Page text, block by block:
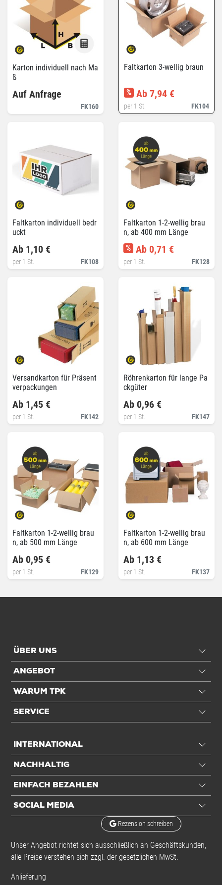
Karton individuell nach Ma
ß
FK160
Auf Anfrage
Faltkarton 3-wellig braun
FK104
% Ab 7,94 €
per 1 St.
Faltkarton individuell bedr
uckt
FK108
Ab 1,10 €
per 1 St.
Faltkarton 1-2-wellig brau
n, ab 400 mm Länge
FK128
% Ab 0,71 €
per 1 St.
Versandkarton für Präsent
verpackungen
FK142
Ab 1,45 €
per 1 St.
Röhrenkarton für lange Pa
ckgüter
FK147
Ab 0,96 €
per 1 St.
Faltkarton 1-2-wellig brau
n, ab 500 mm Länge
FK129
Ab 0,95 €
per 1 St.
Faltkarton 1-2-wellig brau
n, ab 600 mm Länge
FK137
Ab 1,13 €
per 1 St.
ÜBER UNS
ANGEBOT
WARUM TPK
SERVICE
INTERNATIONAL
NACHHALTIG
EINFACH BEZAHLEN
SOCIAL MEDIA
Rezension schreiben
Unser Angebot richtet sich ausschließlich an Geschäftskunden,
alle Preise verstehen sich zzgl. der gesetzlichen MwSt.
Anlieferung